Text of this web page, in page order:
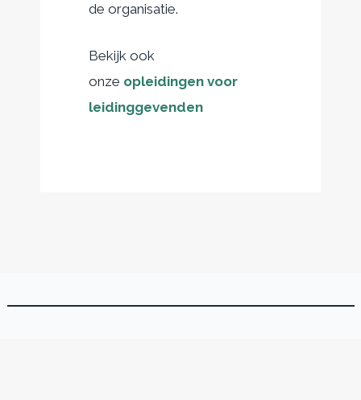
de organisatie.
Bekijk ook
onze opleidingen voor
leidinggevenden